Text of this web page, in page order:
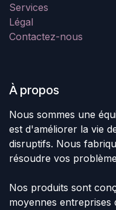
Services
Légal
Contactez-nous
À propos
Nous sommes une
est d'améliorer la vie
disruptifs. Nous
résoudre vos
Nos produits sont
moyennes entreprises